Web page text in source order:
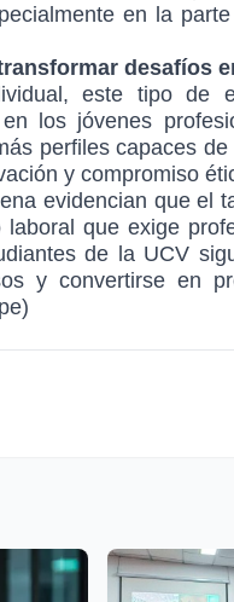
en la
desafíos
este tipo de
los jóvenes
perfiles capaces
y compromiso
evidencian que el
que exige
de la UCV
y convertirse en